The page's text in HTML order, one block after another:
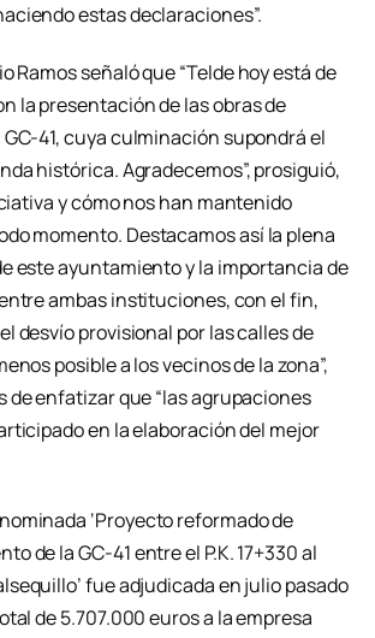
estas declaraciones”.
Ramos señaló que “Telde hoy está de
la presentación de las obras de
41, cuya culminación supondrá el
histórica. Agradecemos”, prosiguió,
y cómo nos han mantenido
momento. Destacamos así la plena
este ayuntamiento y la importancia de
ambas instituciones, con el fin,
desvío provisional por las calles de
posible a los vecinos de la zona”,
de enfatizar que “las agrupaciones
en la elaboración del mejor
‘Proyecto reformado de
de la GC-41 entre el P.K. 17+330 al
fue adjudicada en julio pasado
de 5.707.000 euros a la empresa